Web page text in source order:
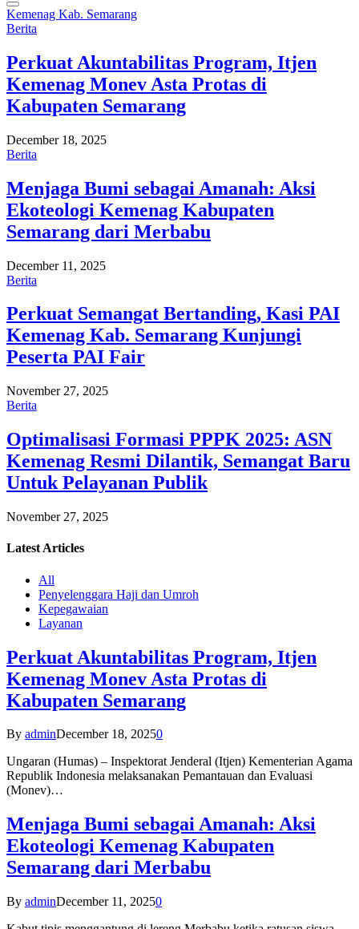
Kemenag Kab. Semarang
Berita
Perkuat Akuntabilitas Program, Itjen
Kemenag Monev Asta Protas di
Kabupaten Semarang
December 18, 2025
Berita
Menjaga Bumi sebagai Amanah: Aksi
Ekoteologi Kemenag Kabupaten
Semarang dari Merbabu
December 11, 2025
Berita
Perkuat Semangat Bertanding, Kasi PAI
Kemenag Kab. Semarang Kunjungi
Peserta PAI Fair
November 27, 2025
Berita
Optimalisasi Formasi PPPK 2025: ASN
Kemenag Resmi Dilantik, Semangat Baru
Untuk Pelayanan Publik
November 27, 2025
Latest Articles
All
Penyelenggara Haji dan Umroh
Kepegawaian
Layanan
Perkuat Akuntabilitas Program, Itjen
Kemenag Monev Asta Protas di
Kabupaten Semarang
By adminDecember 18, 20250
Ungaran (Humas) – Inspektorat Jenderal (Itjen) Kementerian Agama
Republik Indonesia melaksanakan Pemantauan dan Evaluasi
(Monev)…
Menjaga Bumi sebagai Amanah: Aksi
Ekoteologi Kemenag Kabupaten
Semarang dari Merbabu
By adminDecember 11, 20250